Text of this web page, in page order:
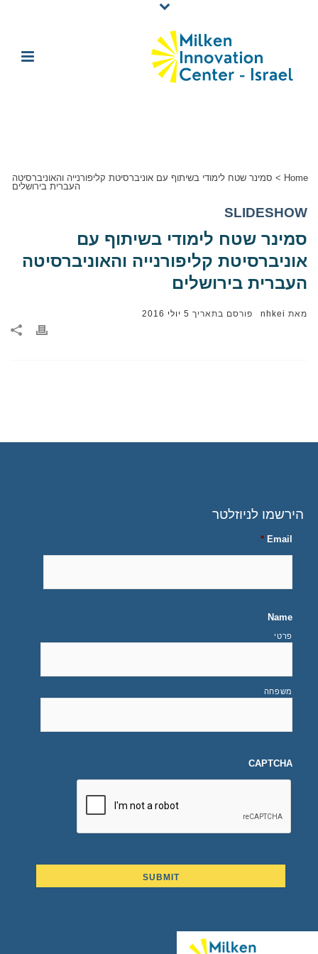
Home
> סמינר שטח לימודי בשיתוף עם אוניברסיטת קליפורנייה והאוניברסיטה
העברית בירושלים
SLIDESHOW
סמינר שטח לימודי בשיתוף עם
אוניברסיטת קליפורנייה והאוניברסיטה
העברית בירושלים
מאת nhkei פורסם בתאריך 5 יולי 2016
הירשמו לניוזלטר
Email
*
Name
פרטי
משפחה
CAPTCHA